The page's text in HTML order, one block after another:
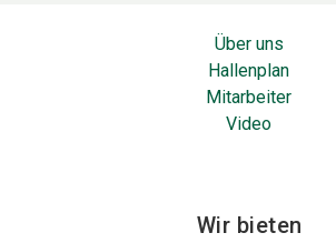
Über uns
Hallenplan
Mitarbeiter
Video
Wir bieten